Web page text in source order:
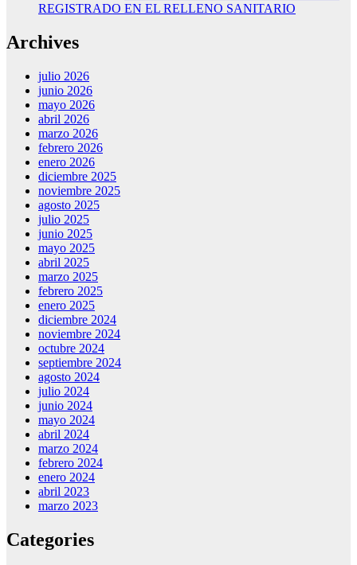
REGISTRADO EN EL RELLENO SANITARIO
Archives
julio 2026
junio 2026
mayo 2026
abril 2026
marzo 2026
febrero 2026
enero 2026
diciembre 2025
noviembre 2025
agosto 2025
julio 2025
junio 2025
mayo 2025
abril 2025
marzo 2025
febrero 2025
enero 2025
diciembre 2024
noviembre 2024
octubre 2024
septiembre 2024
agosto 2024
julio 2024
junio 2024
mayo 2024
abril 2024
marzo 2024
febrero 2024
enero 2024
abril 2023
marzo 2023
Categories